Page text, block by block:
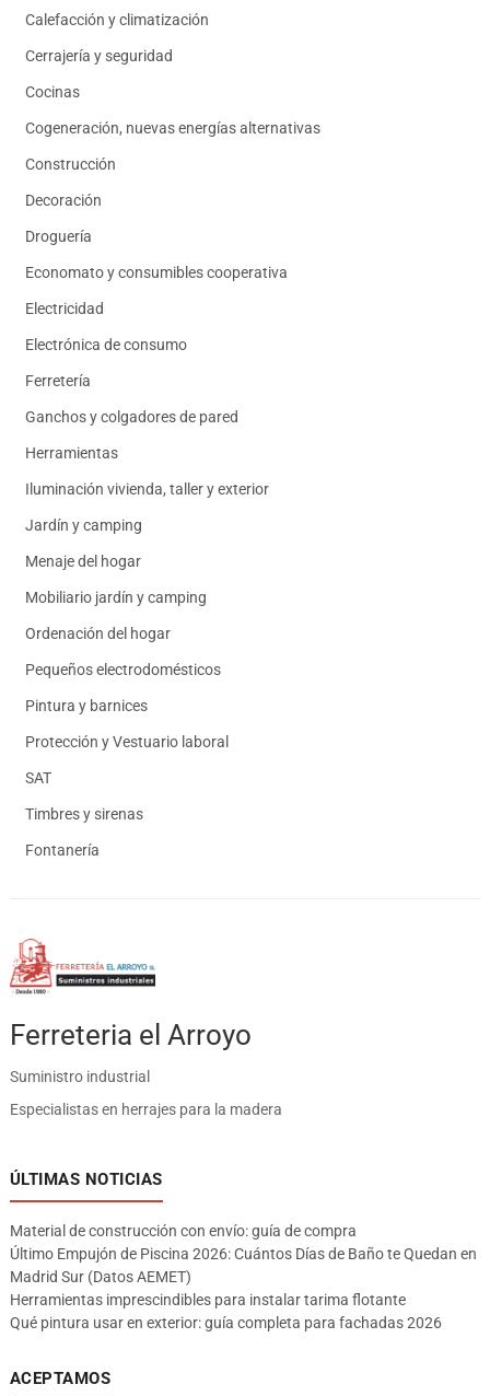
Calefacción y climatización
Cerrajería y seguridad
Cocinas
Cogeneración, nuevas energías alternativas
Construcción
Decoración
Droguería
Economato y consumibles cooperativa
Electricidad
Electrónica de consumo
Ferretería
Ganchos y colgadores de pared
Herramientas
Iluminación vivienda, taller y exterior
Jardín y camping
Menaje del hogar
Mobiliario jardín y camping
Ordenación del hogar
Pequeños electrodomésticos
Pintura y barnices
Protección y Vestuario laboral
SAT
Timbres y sirenas
Fontanería
Ferreteria el Arroyo
Suministro industrial
Especialistas en herrajes para la madera
ÚLTIMAS NOTICIAS
Material de construcción con envío: guía de compra
Último Empujón de Piscina 2026: Cuántos Días de Baño te Quedan en
Madrid Sur (Datos AEMET)
Herramientas imprescindibles para instalar tarima flotante
Qué pintura usar en exterior: guía completa para fachadas 2026
ACEPTAMOS